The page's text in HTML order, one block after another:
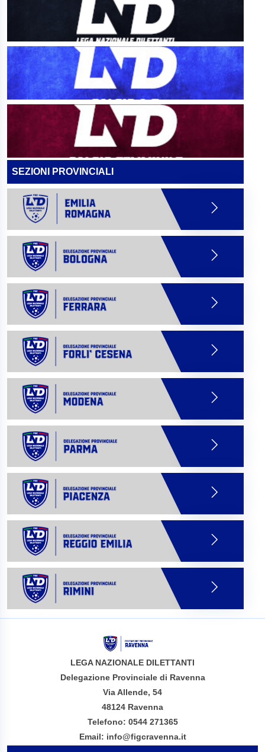
SEZIONI PROVINCIALI
LEGA NAZIONALE DILETTANTI
Delegazione Provinciale di Ravenna
Via Allende, 54
48124 Ravenna
Telefono: 0544 271365
Email: info@figcravenna.it